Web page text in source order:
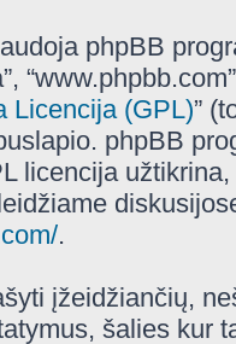
phpBB
Licencija (GPL)”
phpBB
licencija
.
įžeidžiančių,
šalies kur